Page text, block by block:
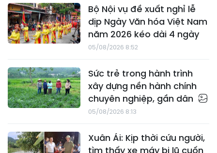
Bộ Nội vụ đề xuất nghỉ lễ
dịp Ngày Văn hóa Việt Nam
năm 2026 kéo dài 4 ngày
05/08/2026 8:52
Sức trẻ trong hành trình
xây dựng nền hành chính
chuyên nghiệp, gần dân
05/08/2026 8:13
Xuân Ái: Kịp thời cứu người,
tìm thấy xe máy bị lũ cuốn